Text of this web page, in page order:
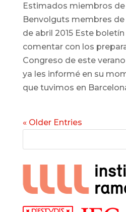
Estimados miembros de
Benvolguts membres
de abril 2015 Este
comentar con los
Congreso de este
ya les informé en su
que tuvimos en
« Older Entries